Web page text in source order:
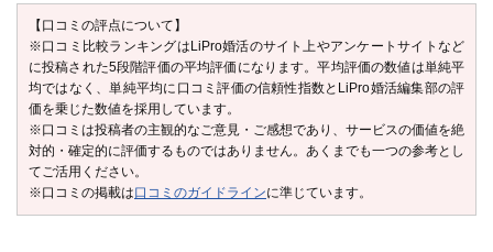
【口コミの評点について】
※口コミ比較ランキングはLiPro婚活のサイト上やアンケートサイトなど
に投稿された5段階評価の平均評価になります。平均評価の数値は単純平
均ではなく、単純平均に口コミ評価の信頼性指数とLiPro婚活編集部の評
価を乗じた数値を採用しています。
※口コミは投稿者の主観的なご意見・ご感想であり、サービスの価値を絶
対的・確定的に評価するものではありません。あくまでも一つの参考とし
てご活用ください。
※口コミの掲載は口コミのガイドラインに準じています。